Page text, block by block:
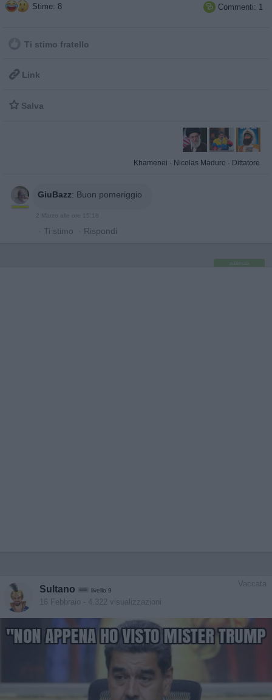
Stime: 8  Commenti: 1
Ti stimo fratello
 Link
 Salva
Khamenei · Nicolas Maduro · Dittatore
GiuBazz: Buon pomeriggio
2 Marzo alle ore 15:18
· Ti stimo · Rispondi
pubblicità
Vaccata
Sultano livello 9
16 Febbraio - 4.322 visualizzazioni